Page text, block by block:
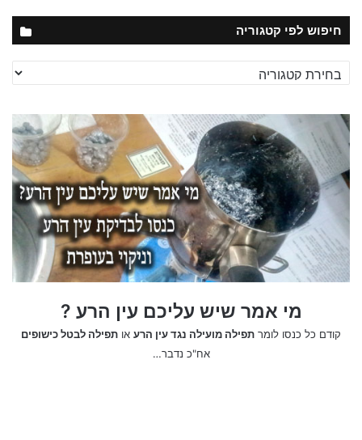
חיפוש לפי קטגוריה
חיפוש
לפי
מי אמר שיש עליכם עין הרע ?
קודם כל כנסו לומר תפילה מועילה נגד עין הרע או תפילה לבטל כישופים
אח"כ נדבר…